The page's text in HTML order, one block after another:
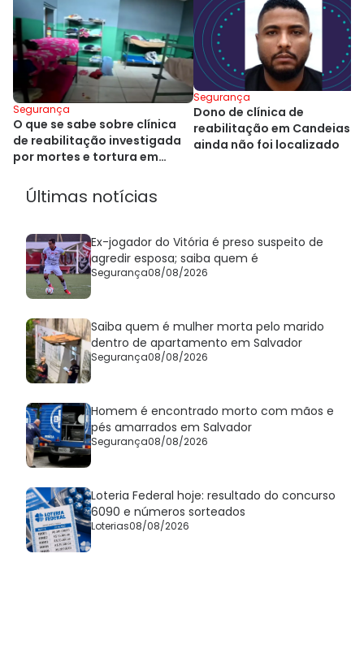
Segurança
O que se sabe sobre clínica
de reabilitação investigada
por mortes e tortura em
Segurança
Dono de clínica de
reabilitação em Candeias
ainda não foi localizado
Últimas notícias
Ex-jogador do Vitória é preso suspeito de
agredir esposa; saiba quem é
Segurança08/08/2026
Saiba quem é mulher morta pelo marido
dentro de apartamento em Salvador
Segurança08/08/2026
Homem é encontrado morto com mãos e
pés amarrados em Salvador
Segurança08/08/2026
Loteria Federal hoje: resultado do concurso
6090 e números sorteados
Loterias08/08/2026